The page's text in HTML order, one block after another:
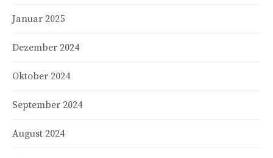
Januar 2025
Dezember 2024
Oktober 2024
September 2024
August 2024